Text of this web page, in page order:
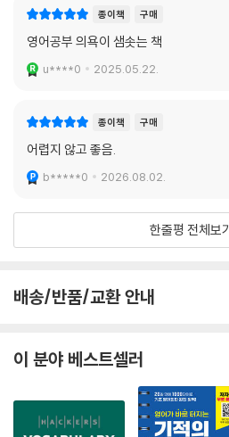
종이책 구매
영어공부 의욕이 샘솟는 책
u****0 2025.05.22.
종이책 구매
어렵지 않고 좋음.
b*****0 2026.08.02.
한줄평 전체보기
배송/반품/교환 안내
이 분야 베스트셀러